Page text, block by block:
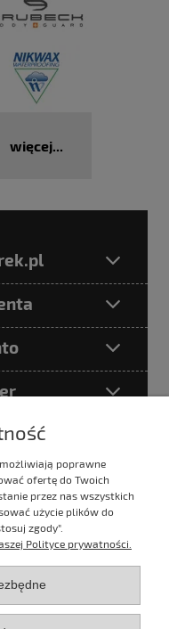
więcej...
poprawne
ofertę do Twoich
przez nas wszystkich
użycie plików do
zgody".
Polityce prywatności.